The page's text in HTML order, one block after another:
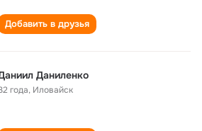
Добавить в друзья
Даниленко
года, Иловайск